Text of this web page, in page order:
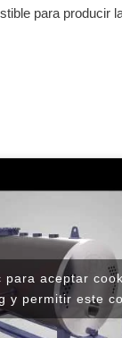
para producir
para aceptar
y permitir este